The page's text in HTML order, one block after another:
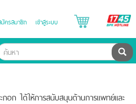
ครสมาชิก เข้าสู่ระบบ
ค้น
กอก ได้ให้การสนับสนุนด้านการแพทย์และ